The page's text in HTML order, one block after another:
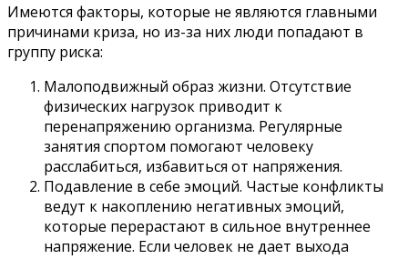
Имеются факторы, которые не являются главными
причинами криза, но из-за них люди попадают в
группу риска:
Малоподвижный образ жизни. Отсутствие
физических нагрузок приводит к
перенапряжению организма. Регулярные
занятия спортом помогают человеку
расслабиться, избавиться от напряжения.
Подавление в себе эмоций. Частые конфликты
ведут к накоплению негативных эмоций,
которые перерастают в сильное внутреннее
напряжение. Если человек не дает выхода